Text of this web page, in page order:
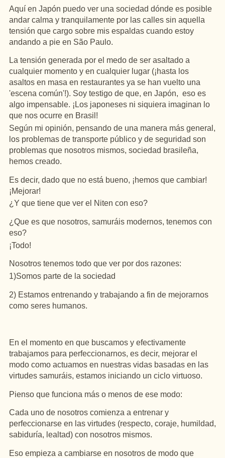
Aquí en Japón puedo ver una sociedad dónde es posible
andar calma y tranquilamente por las calles sin aquella
tensión que cargo sobre mis espaldas cuando estoy
andando a pie en São Paulo.
La tensión generada por el medo de ser asaltado a
cualquier momento y en cualquier lugar (¡hasta los
asaltos en masa en restaurantes ya se han vuelto una
'escena común'!). Soy testigo de que, en Japón, eso es
algo impensable. ¡Los japoneses ni siquiera imaginan lo
que nos ocurre en Brasil!
Según mi opinión, pensando de una manera más general,
los problemas de transporte público y de seguridad son
problemas que nosotros mismos, sociedad brasileña,
hemos creado.
Es decir, dado que no está bueno, ¡hemos que cambiar!
¡Mejorar!
¿Y que tiene que ver el Niten con eso?
¿Que es que nosotros, samuráis modernos, tenemos con
eso?
¡Todo!
Nosotros tenemos todo que ver por dos razones:
1)Somos parte de la sociedad
2) Estamos entrenando y trabajando a fin de mejorarnos
como seres humanos.
En el momento en que buscamos y efectivamente
trabajamos para perfeccionarnos, es decir, mejorar el
modo como actuamos en nuestras vidas basadas en las
virtudes samuráis, estamos iniciando un ciclo virtuoso.
Pienso que funciona más o menos de ese modo:
Cada uno de nosotros comienza a entrenar y
perfeccionarse en las virtudes (respecto, coraje, humildad,
sabiduría, lealtad) con nosotros mismos.
Eso empieza a cambiarse en nosotros de modo que